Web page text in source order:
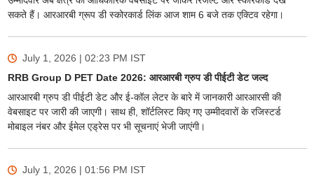
सकते हैं। आरआरबी ग्रूप डी स्कोरकार्ड लिंक आज शाम 6 बजे तक एक्टिव रहेगा।
July 1, 2026 | 02:23 PM IST
RRB Group D PET Date 2026: आरआरबी ग्रुप डी पीईटी डेट जल्द
आरआरबी ग्रुप डी पीईटी डेट और ई-कॉल लेटर के बारे में जानकारी आरआरसी की
वेबसाइट पर जारी की जाएगी। साथ ही, शॉर्टलिस्ट किए गए उम्मीदवारों के रजिस्टर्ड
मोबाइल नंबर और ईमेल एड्रेस पर भी सूचनाएं भेजी जाएंगी।
July 1, 2026 | 01:56 PM IST